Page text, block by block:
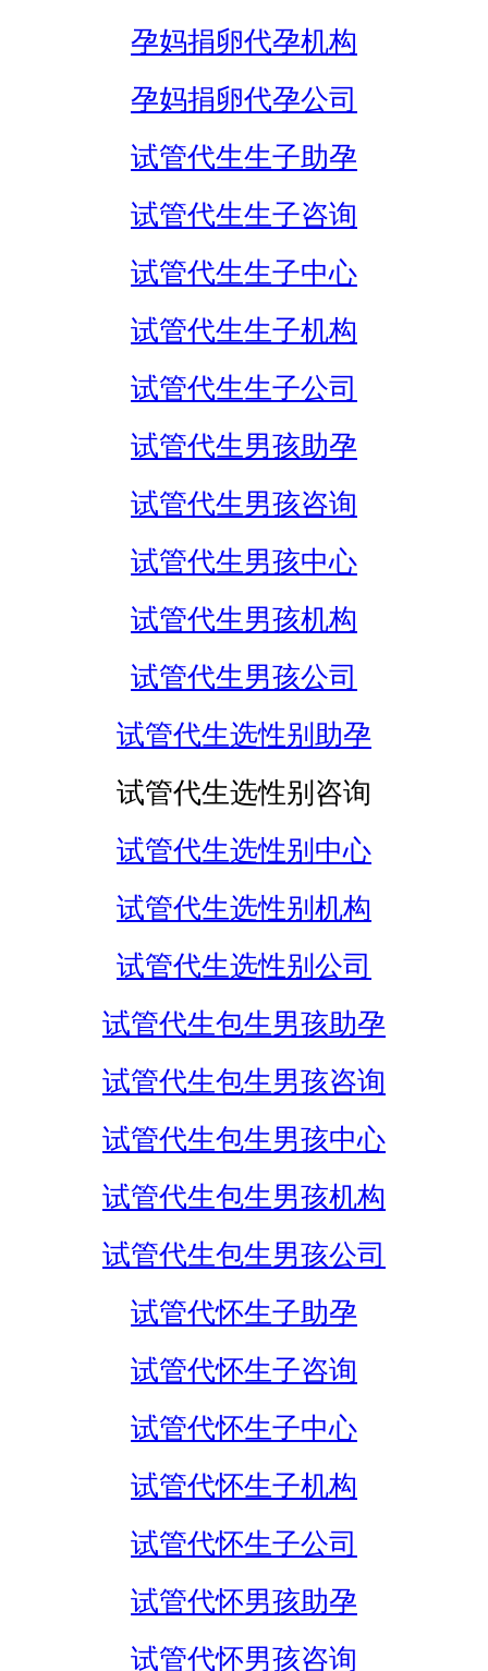
孕妈捐卵代孕机构
孕妈捐卵代孕公司
试管代生生子助孕
试管代生生子咨询
试管代生生子中心
试管代生生子机构
试管代生生子公司
试管代生男孩助孕
试管代生男孩咨询
试管代生男孩中心
试管代生男孩机构
试管代生男孩公司
试管代生选性别助孕
试管代生选性别咨询
试管代生选性别中心
试管代生选性别机构
试管代生选性别公司
试管代生包生男孩助孕
试管代生包生男孩咨询
试管代生包生男孩中心
试管代生包生男孩机构
试管代生包生男孩公司
试管代怀生子助孕
试管代怀生子咨询
试管代怀生子中心
试管代怀生子机构
试管代怀生子公司
试管代怀男孩助孕
试管代怀男孩咨询